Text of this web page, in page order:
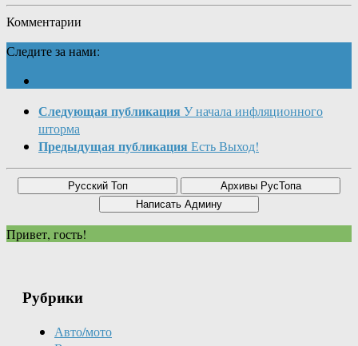
Комментарии
Следите за нами:
Следующая публикация У начала инфляционного
шторма
Предыдущая публикация Есть Выход!
Привет, гость!
Рубрики
Авто/мото